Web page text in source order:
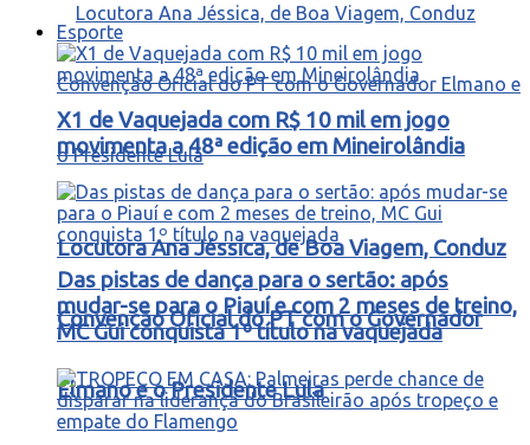
Locutora Ana Jéssica, de Boa Viagem, Conduz
Convenção Oficial do PT com o Governador
Elmano e o Presidente Lula
Esporte
X1 de Vaquejada com R$ 10 mil em jogo
movimenta a 48ª edição em Mineirolândia
Das pistas de dança para o sertão: após
mudar-se para o Piauí e com 2 meses de treino,
MC Gui conquista 1º título na vaquejada